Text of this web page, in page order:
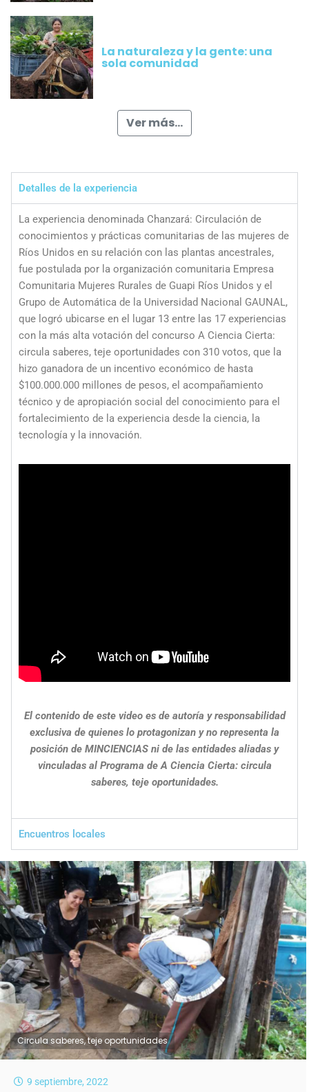
La naturaleza y la gente: una
sola comunidad
Ver más...
Detalles de la experiencia
La experiencia denominada Chanzará: Circulación de
conocimientos y prácticas comunitarias de las mujeres de
Ríos Unidos en su relación con las plantas ancestrales,
fue postulada por la organización comunitaria Empresa
Comunitaria Mujeres Rurales de Guapi Ríos Unidos y el
Grupo de Automática de la Universidad Nacional GAUNAL,
que logró ubicarse en el lugar 13 entre las 17 experiencias
con la más alta votación del concurso A Ciencia Cierta:
circula saberes, teje oportunidades con 310 votos, que la
hizo ganadora de un incentivo económico de hasta
$100.000.000 millones de pesos, el acompañamiento
técnico y de apropiación social del conocimiento para el
fortalecimiento de la experiencia desde la ciencia, la
tecnología y la innovación.
El contenido de este video es de autoría y responsabilidad
exclusiva de quienes lo protagonizan y no representa la
posición de MINCIENCIAS ni de las entidades aliadas y
vinculadas al Programa de A Ciencia Cierta: circula
saberes, teje oportunidades.
Encuentros locales
Circula saberes, teje oportunidades
9 septiembre, 2022